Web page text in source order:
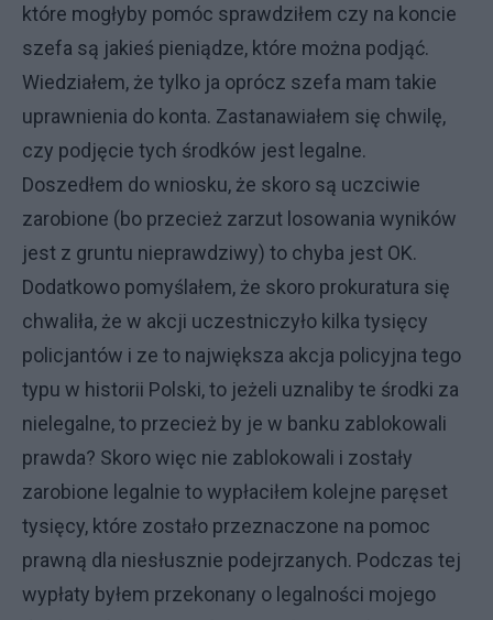
które mogłyby pomóc sprawdziłem czy na koncie
szefa są jakieś pieniądze, które można podjąć.
Wiedziałem, że tylko ja oprócz szefa mam takie
uprawnienia do konta. Zastanawiałem się chwilę,
czy podjęcie tych środków jest legalne.
Doszedłem do wniosku, że skoro są uczciwie
zarobione (bo przecież zarzut losowania wyników
jest z gruntu nieprawdziwy) to chyba jest OK.
Dodatkowo pomyślałem, że skoro prokuratura się
chwaliła, że w akcji uczestniczyło kilka tysięcy
policjantów i ze to największa akcja policyjna tego
typu w historii Polski, to jeżeli uznaliby te środki za
nielegalne, to przecież by je w banku zablokowali
prawda? Skoro więc nie zablokowali i zostały
zarobione legalnie to wypłaciłem kolejne paręset
tysięcy, które zostało przeznaczone na pomoc
prawną dla niesłusznie podejrzanych. Podczas tej
wypłaty byłem przekonany o legalności mojego